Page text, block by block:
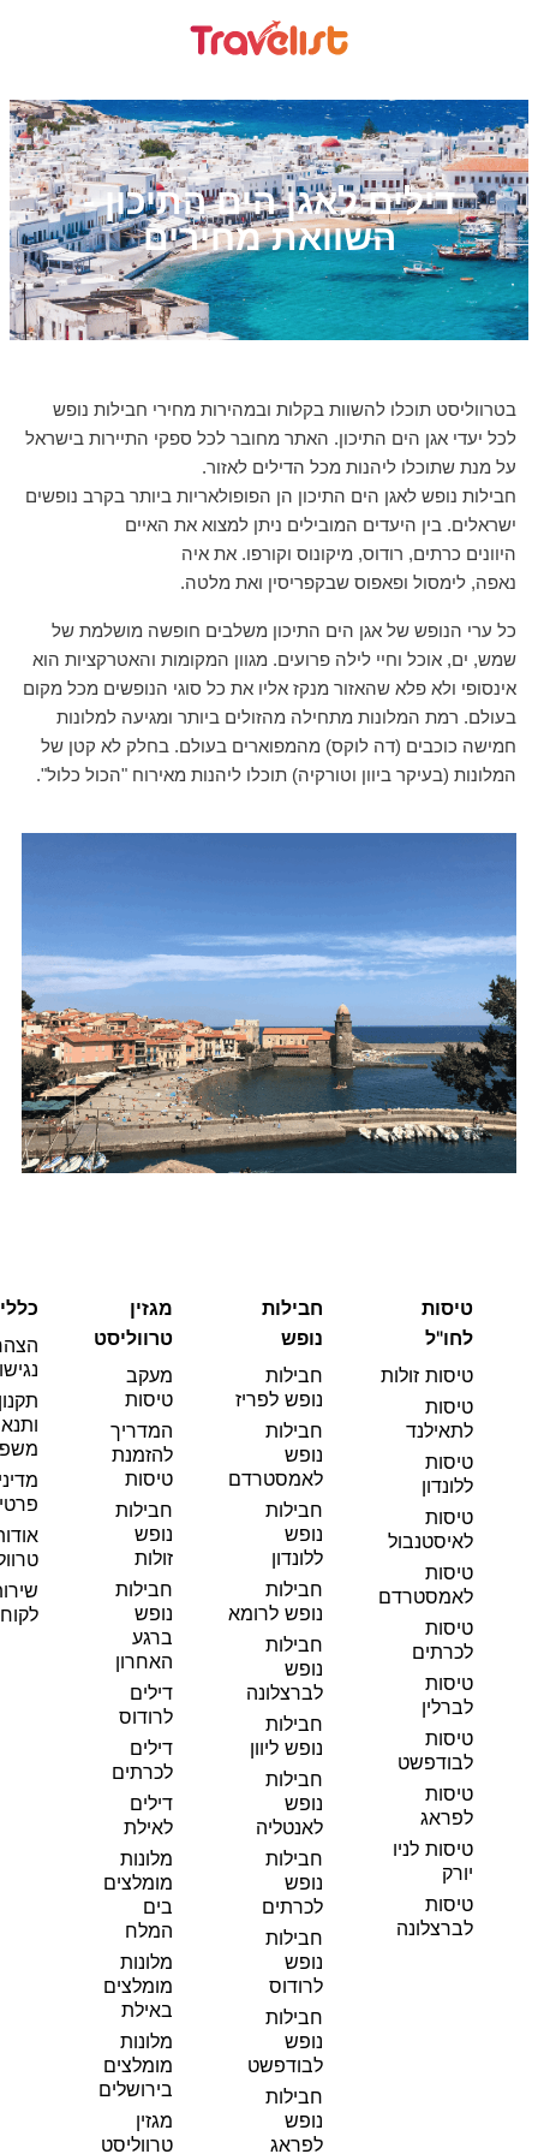
דילים לאגן הים התיכון -
השוואת מחירים
בטרווליסט תוכלו להשוות בקלות ובמהירות מחירי חבילות נופש
לכל יעדי אגן הים התיכון. האתר מחובר לכל ספקי התיירות בישראל
על מנת שתוכלו ליהנות מכל הדילים לאזור.
חבילות נופש לאגן הים התיכון הן הפופולאריות ביותר בקרב נופשים
ישראלים. בין היעדים המובילים ניתן למצוא את האיים
היוונים כרתים, רודוס, מיקונוס וקורפו. את איה
נאפה, לימסול ופאפוס שבקפריסין ואת מלטה.
כל ערי הנופש של אגן הים התיכון משלבים חופשה מושלמת של
שמש, ים, אוכל וחיי לילה פרועים. מגוון המקומות והאטרקציות הוא
אינסופי ולא פלא שהאזור מנקז אליו את כל סוגי הנופשים מכל מקום
בעולם. רמת המלונות מתחילה מהזולים ביותר ומגיעה למלונות
חמישה כוכבים (דה לוקס) מהמפוארים בעולם. בחלק לא קטן של
המלונות (בעיקר ביוון וטורקיה) תוכלו ליהנות מאירוח "הכול כלול".
טיסות
לחו"ל
טיסות זולות
טיסות
לתאילנד
טיסות
ללונדון
טיסות
לאיסטנבול
טיסות
לאמסטרדם
טיסות
לכרתים
טיסות
לברלין
טיסות
לבודפשט
טיסות
לפראג
טיסות לניו
יורק
טיסות
לברצלונה
חבילות
נופש
חבילות
נופש לפריז
חבילות
נופש
לאמסטרדם
חבילות
נופש
ללונדון
חבילות
נופש לרומא
חבילות
נופש
לברצלונה
חבילות
נופש ליוון
חבילות
נופש
לאנטליה
חבילות
נופש
לכרתים
חבילות
נופש
לרודוס
חבילות
נופש
לבודפשט
חבילות
נופש
לפראג
מגזין
טרווליסט
מעקב
טיסות
המדריך
להזמנת
טיסות
חבילות
נופש
זולות
חבילות
נופש
ברגע
האחרון
דילים
לרודוס
דילים
לכרתים
דילים
לאילת
מלונות
מומלצים
בים
המלח
מלונות
מומלצים
באילת
מלונות
מומלצים
בירושלים
מגזין
טרווליסט
כללי